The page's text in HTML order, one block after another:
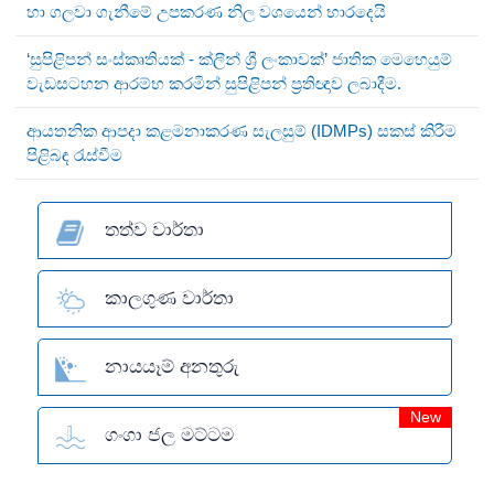
හා ගලවා ගැනීමේ උපකරණ නිල වශයෙන් භාරදෙයි
‘සුපිළිපන් සංස්කෘතියක් - ක්ලීන් ශ්‍රී ලංකාවක්’ ජාතික මෙහෙයුම්
වැඩසටහන ආරම්භ කරමින් සුපිළිපන් ප්‍රතිඥාව ලබාදීම.
ආයතනික ආපදා කළමනාකරණ සැලසුම් (IDMPs) සකස් කිරීම
පිළිබඳ රැස්වීම
තත්ව වාර්තා
කාලගුණ වාර්තා
නායයෑම් අනතුරු
ගංගා ජල මට්ටම
New